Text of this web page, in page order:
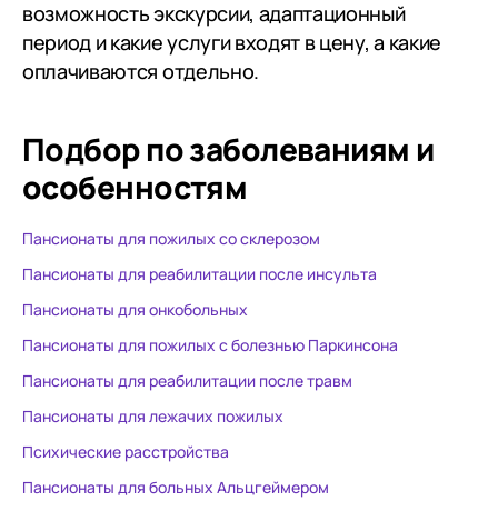
возможность экскурсии, адаптационный
период и какие услуги входят в цену, а какие
оплачиваются отдельно.
Подбор по заболеваниям и
особенностям
Пансионаты для пожилых со склерозом
Пансионаты для реабилитации после инсульта
Пансионаты для онкобольных
Пансионаты для пожилых с болезнью Паркинсона
Пансионаты для реабилитации после травм
Пансионаты для лежачих пожилых
Психические расстройства
Пансионаты для больных Альцгеймером